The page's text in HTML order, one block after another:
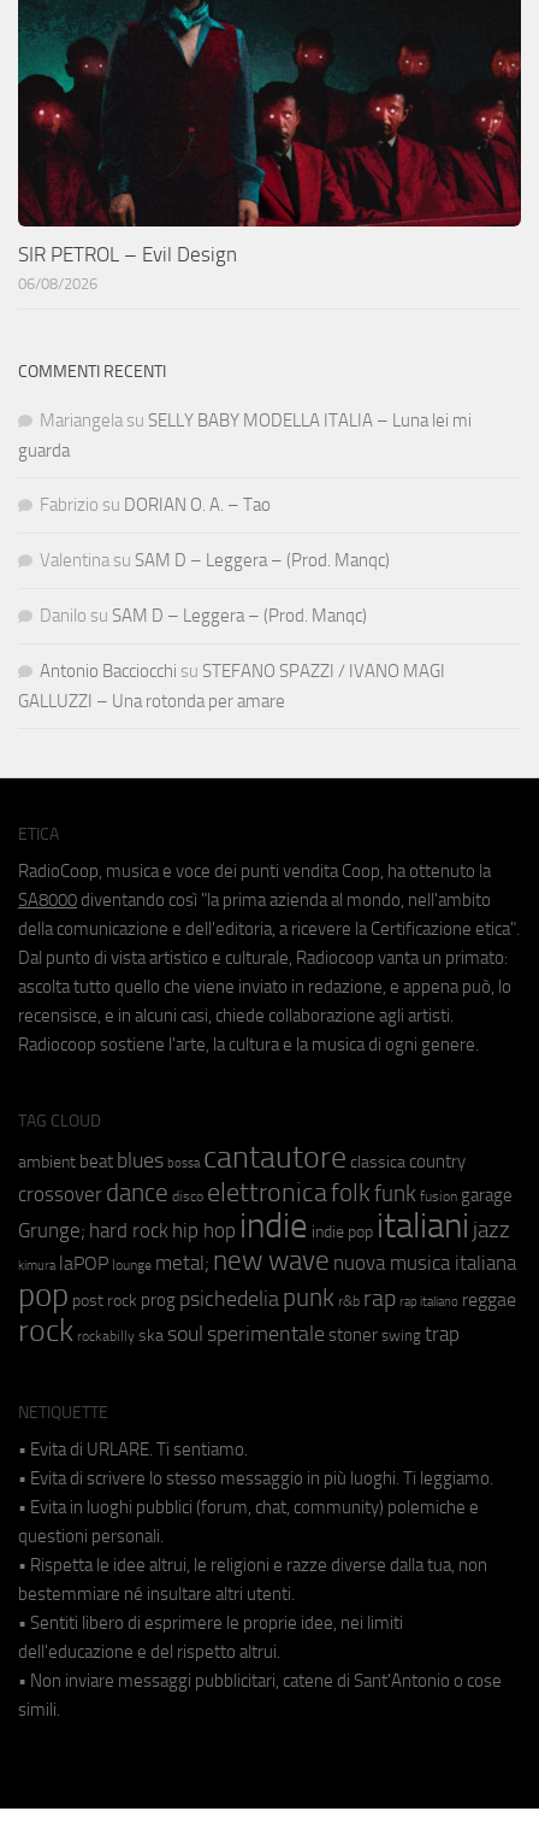
SIR PETROL – Evil Design
06/08/2026
COMMENTI RECENTI
Mariangela su SELLY BABY MODELLA ITALIA – Luna lei mi
guarda
Fabrizio su DORIAN O. A. – Tao
Valentina su SAM D – Leggera – (Prod. Manqc)
Danilo su SAM D – Leggera – (Prod. Manqc)
Antonio Bacciocchi su STEFANO SPAZZI / IVANO MAGI
GALLUZZI – Una rotonda per amare
ETICA
RadioCoop, musica e voce dei punti vendita Coop, ha ottenuto la
SA8000 diventando così "la prima azienda al mondo, nell'ambito
della comunicazione e dell'editoria, a ricevere la Certificazione etica".
Dal punto di vista artistico e culturale, Radiocoop vanta un primato:
ascolta tutto quello che viene inviato in redazione, e appena può, lo
recensisce, e in alcuni casi, chiede collaborazione agli artisti.
Radiocoop sostiene l'arte, la cultura e la musica di ogni genere.
TAG CLOUD
ambient beat blues bossa cantautore classica country
crossover dance disco elettronicafolkfunk fusion garage
Grunge; hard rock hip hop indie indie pop italiani jazz
kimura laPOP lounge metal; new wave nuova musica italiana
pop post rock prog psichedeliapunk r&b rap rap italiano reggae
rock rockabilly ska soul sperimentale stoner swing trap
NETIQUETTE
• Evita di URLARE. Ti sentiamo.
• Evita di scrivere lo stesso messaggio in più luoghi. Ti leggiamo.
• Evita in luoghi pubblici (forum, chat, community) polemiche e
questioni personali.
• Rispetta le idee altrui, le religioni e razze diverse dalla tua, non
bestemmiare né insultare altri utenti.
• Sentiti libero di esprimere le proprie idee, nei limiti
dell'educazione e del rispetto altrui.
• Non inviare messaggi pubblicitari, catene di Sant'Antonio o cose
simili.